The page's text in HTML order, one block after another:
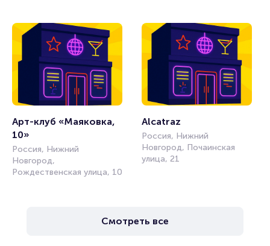
Арт-клуб «Маяковка,
Россия, Нижний
Новгород,
Рождественская улица, 10
Alcatraz
Россия, Нижний
Новгород, Почаинская
улица, 21
Смотреть все